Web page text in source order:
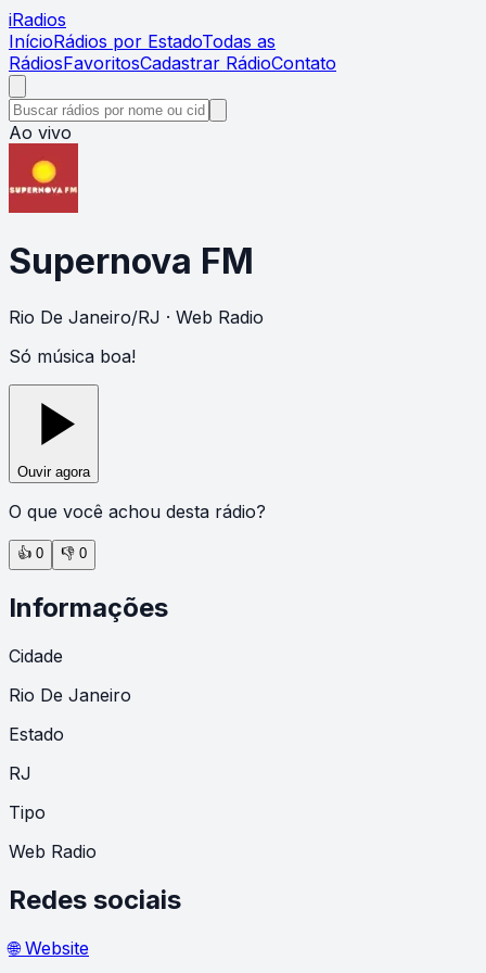
iRadios
InícioRádios por EstadoTodas as
RádiosFavoritosCadastrar RádioContato
Ao vivo
Supernova FM
Rio De Janeiro/RJ · Web Radio
Só música boa!
Ouvir agora
O que você achou desta rádio?
👍 0 👎 0
Informações
Cidade
Rio De Janeiro
Estado
RJ
Tipo
Web Radio
Redes sociais
🌐 Website